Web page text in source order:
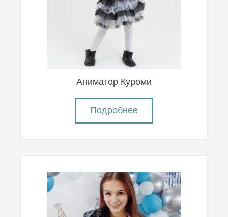
Аниматор Куроми
Подробнее